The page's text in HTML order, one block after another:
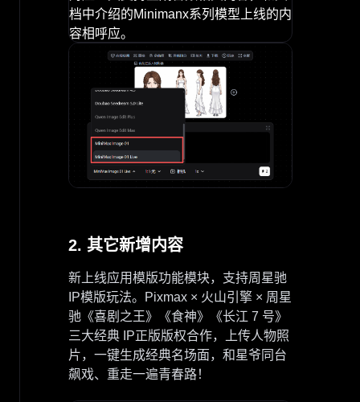
2. 其它新增内容
新上线应用模版功能模块，支持周星驰
IP模版玩法。Pixmax × 火山引擎 × 周星
驰《喜剧之王》《食神》《长江 7 号》
三大经典 IP正版版权合作，上传人物照
片，一键生成经典名场面，和星爷同台
飙戏、重走一遍青春路！